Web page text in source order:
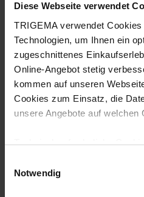
Diese Webseite verwendet
TRIGEMA verwendet
Technologien, um Ihnen ein
zugeschnittenes
Online-Angebot stetig
kommen auf unseren
Cookies zum Einsatz, die
unsere Angebote auf welchen
Technisch erforderliche
grundlegende Funktionen wie
Notwendig
5
gute Qualität und guter